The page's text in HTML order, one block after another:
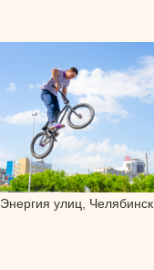
Энергия улиц, Челябинск